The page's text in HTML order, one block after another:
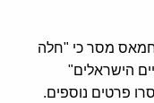
חמאס מסר כי "חלה
הישראלים"
פרטים נוספים.